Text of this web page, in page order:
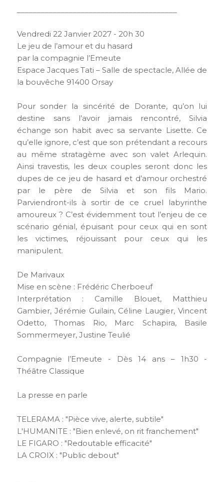
Vendredi 22 Janvier 2027 - 20h 30
Le jeu de l’amour et du hasard
par la compagnie l’Emeute
Espace Jacques Tati – Salle de spectacle, Allée de
la bouvêche 91400 Orsay
Pour sonder la sincérité de Dorante, qu’on lui
destine sans l’avoir jamais rencontré, Silvia
échange son habit avec sa servante Lisette. Ce
qu’elle ignore, c’est que son prétendant a recours
au même stratagème avec son valet Arlequin.
Ainsi travestis, les deux couples seront donc les
dupes de ce jeu de hasard et d’amour orchestré
par le père de Silvia et son fils Mario.
Parviendront-ils à sortir de ce cruel labyrinthe
amoureux ? C’est évidemment tout l’enjeu de ce
scénario génial, épuisant pour ceux qui en sont
les victimes, réjouissant pour ceux qui les
manipulent.
De Marivaux
Mise en scène : Frédéric Cherboeuf
Interprétation : Camille Blouet, Matthieu
Gambier, Jérémie Guilain, Céline Laugier, Vincent
Odetto, Thomas Rio, Marc Schapira, Basile
Sommermeyer, Justine Teulié
Compagnie l’Emeute - Dès 14 ans – 1h30 -
Théâtre Classique
La presse en parle
TELERAMA : "Pièce vive, alerte, subtile"
L'HUMANITE : "Bien enlevé, on rit franchement"
LE FIGARO : "Redoutable efficacité"
LA CROIX : "Public debout"